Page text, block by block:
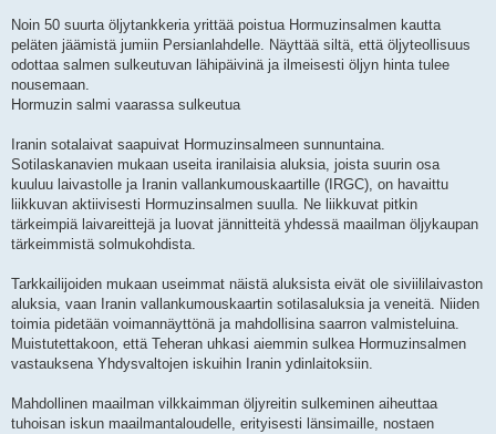
Noin 50 suurta öljytankkeria yrittää poistua Hormuzinsalmen kautta
peläten jäämistä jumiin Persianlahdelle. Näyttää siltä, ​​että öljyteollisuus
odottaa salmen sulkeutuvan lähipäivinä ja ilmeisesti öljyn hinta tulee
nousemaan.
Hormuzin salmi vaarassa sulkeutua
Iranin sotalaivat saapuivat Hormuzinsalmeen sunnuntaina.
Sotilaskanavien mukaan useita iranilaisia ​​aluksia, joista suurin osa
kuuluu laivastolle ja Iranin vallankumouskaartille (IRGC), on havaittu
liikkuvan aktiivisesti Hormuzinsalmen suulla. Ne liikkuvat pitkin
tärkeimpiä laivareittejä ja luovat jännitteitä yhdessä maailman öljykaupan
tärkeimmistä solmukohdista.
Tarkkailijoiden mukaan useimmat näistä aluksista eivät ole siviililaivaston
aluksia, vaan Iranin vallankumouskaartin sotilasaluksia ja veneitä. Niiden
toimia pidetään voimannäyttönä ja mahdollisina saarron valmisteluina.
Muistutettakoon, että Teheran uhkasi aiemmin sulkea Hormuzinsalmen
vastauksena Yhdysvaltojen iskuihin Iranin ydinlaitoksiin.
Mahdollinen maailman vilkkaimman öljyreitin sulkeminen aiheuttaa
tuhoisan iskun maailmantaloudelle, erityisesti länsimaille, nostaen